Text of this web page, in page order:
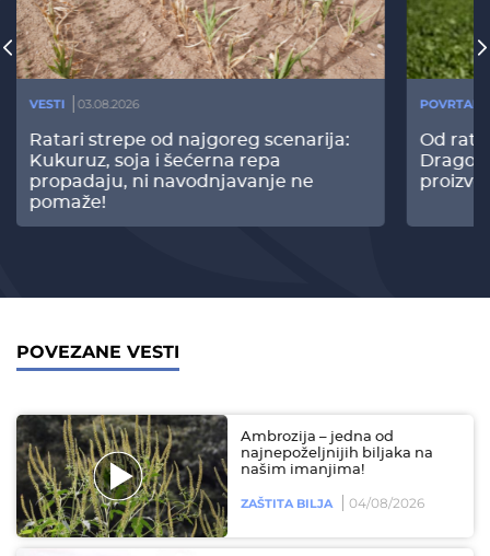
VESTI 03.08.2026
Ratari strepe od najgoreg scenarija:
Kukuruz, soja i šećerna repa
propadaju, ni navodnjavanje ne
pomaže!
Od
POVEZANE VESTI
Ambrozija – jedna od
najnepoželjnijih biljaka na
našim imanjima!
ZAŠTITA BILJA 04/08/2026